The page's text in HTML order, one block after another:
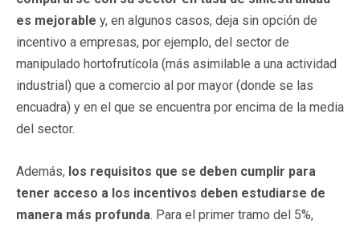
es mejorable y, en algunos casos, deja sin opción de
incentivo a empresas, por ejemplo, del sector de
manipulado hortofrutícola (más asimilable a una actividad
industrial) que a comercio al por mayor (donde se las
encuadra) y en el que se encuentra por encima de la media
del sector.
Además, los requisitos que se deben cumplir para
tener acceso a los incentivos deben estudiarse de
manera más profunda. Para el primer tramo del 5%,